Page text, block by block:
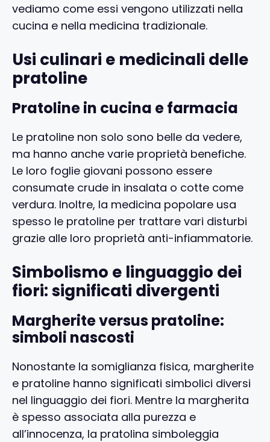
vediamo come essi vengono utilizzati nella
cucina e nella medicina tradizionale.
Usi culinari e medicinali delle
pratoline
Pratoline in cucina e farmacia
Le pratoline non solo sono belle da vedere,
ma hanno anche varie proprietà benefiche.
Le loro foglie giovani possono essere
consumate crude in insalata o cotte come
verdura. Inoltre, la medicina popolare usa
spesso le pratoline per trattare vari disturbi
grazie alle loro proprietà anti-infiammatorie.
Simbolismo e linguaggio dei
fiori: significati divergenti
Margherite versus pratoline:
simboli nascosti
Nonostante la somiglianza fisica, margherite
e pratoline hanno significati simbolici diversi
nel linguaggio dei fiori. Mentre la margherita
è spesso associata alla purezza e
all’innocenza, la pratolina simboleggia